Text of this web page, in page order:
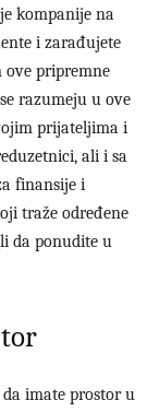
kompanije na
i zarađujete
ove pripremne
razumeju u ove
prijateljima i
ali i sa
finansije i
traže određene
da ponudite u
da imate prostor u